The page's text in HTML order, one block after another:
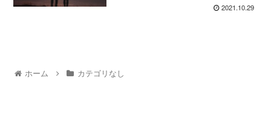
2021.10.29
ホーム カテゴリなし